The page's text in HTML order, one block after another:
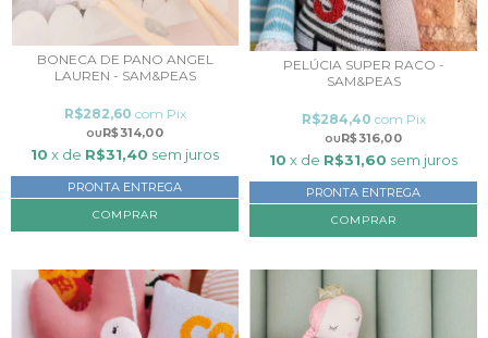
BONECA DE PANO ANGEL
LAUREN - SAM&PEAS
R$314,00
R$282,60 com Pix
10 x de R$31,40 sem juros
PRONTA ENTREGA
PELÚCIA SUPER RACO -
SAM&PEAS
R$316,00
R$284,40 com Pix
10 x de R$31,60 sem juros
PRONTA ENTREGA